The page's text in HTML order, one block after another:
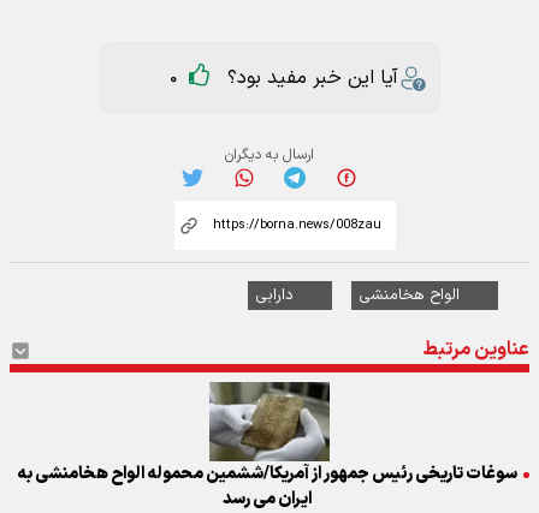
آیا این خبر مفید بود؟ 0
ارسال به دیگران
الواح هخامنشی دارابی
عناوین مرتبط
سوغات تاریخی رئیس جمهور از آمریکا/ششمین محموله الواح هخامنشی به
ایران می رسد